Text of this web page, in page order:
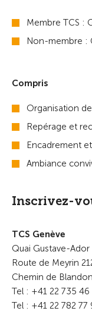
Membre TCS :
Non-membre :
Compris
Organisation
Repérage et
Encadrement
Ambiance
Inscrivez-
TCS Genève
Quai Gustave-Ador
Route de Meyrin
Chemin de
Tel : +41 22 735 46
Tel : +41 22 782 77